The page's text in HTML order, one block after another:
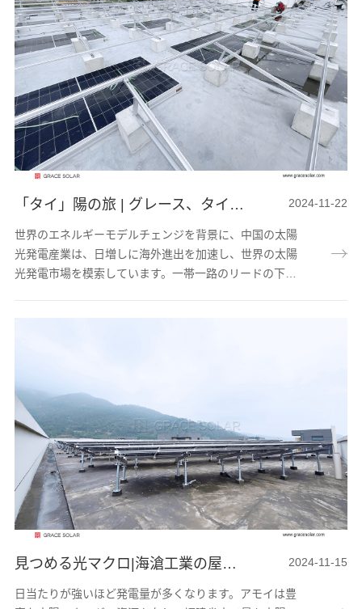
ット率は200万近くに達している。 彼らは業界情報の発
信者であるだけでなく、技術革新の推進者であり、市...
「タイ」陽の旅 | グレース、タイと手を携えて太陽光発電の新たな青写真を描く 2024-11-22
世界のエネルギーモデルチェンジを背景に、中国の太陽
光発電産業は、日増しに海外進出を加速し、世界の太陽
光発電市場を模索しています。一帯一路のリードの下、
照時間が長く、タイは太陽エネルギー資源に恵まれてい
ます。これは太陽光発電に良好な条件を提供していま
す...
見つめる光マクロ|海滄工業の屋根に太陽光発電の賛歌 2024-11-15
日当たりが強いほど発電量が多くなります。アモイは豊